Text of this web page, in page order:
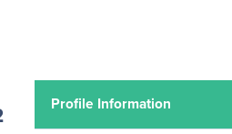
Profile Information